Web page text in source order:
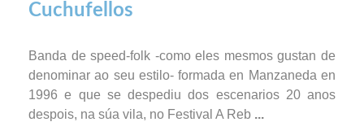
Cuchufellos
Banda de speed-folk -como eles mesmos gustan de
denominar ao seu estilo- formada en Manzaneda en
1996 e que se despediu dos escenarios 20 anos
despois, na súa vila, no Festival A Reb ...